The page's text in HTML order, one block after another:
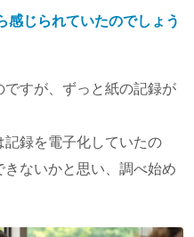
じられていたのでしょう
すが、ずっと紙の記録が
録を電子化していたの
ないかと思い、調べ始め